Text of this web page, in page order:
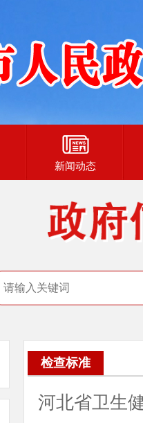
新闻动态
检查标准
河北省卫生